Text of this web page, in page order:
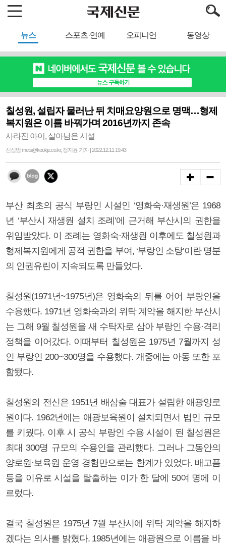
뉴스 스포츠·연예 오피니언 동영상
칠성원, 설립자 물러난 뒤 치매요양원으로 명맥…형제
복지원은 이름 바꿔가며 2016년까지 존속
사라진 아이, 살아남은 시설
신심범 mets@kookje.co.kr, 정지윤 기자 | 2022.12.11 19:43
부산 최초의 공식 부랑인 시설인 ‘영화숙·재생원’은 1968
년 ‘부산시 재생원 설치 조례’에 근거해 부산시의 권한을
위임받았다. 이 조례는 영화숙·재생원 이후에도 칠성원과
형제복지원에게 공적 권한을 부여, ‘부랑인 소탕’이란 명분
의 인권유린이 지속되도록 만들었다.
칠성원(1971년~1975년)은 영화숙의 뒤를 어어 부랑인을
수용했다. 1971년 영화숙과의 위탁 계약을 해지한 부산시
는 그해 9월 칠성원을 새 수탁자로 삼아 부랑인 수용·격리
정책을 이어갔다. 이때부터 칠성원은 1975년 7월까지 성
인 부랑인 200~300명을 수용했다. 개중에는 아동 또한 포
함됐다.
칠성원의 전신은 1951년 배삼술 대표가 설립한 애광양로
원이다. 1962년에는 애광보육원이 설치되면서 법인 규모
를 키웠다. 이후 시 공식 부랑인 수용 시설이 된 칠성원은
최대 300명 규모의 수용인을 관리했다. 그러나 그동안의
양로원·보육원 운영 경험만으로는 한계가 있었다. 배고픔
등을 이유로 시설을 탈출하는 이가 한 달에 50여 명에 이
르렀다.
결국 칠성원은 1975년 7월 부산시에 위탁 계약을 해지하
겠다는 의사를 밝혔다. 1985년에는 애광원으로 이름을 바